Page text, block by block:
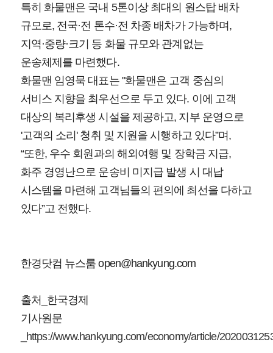
특히 화물맨은 국내 5톤이상 최대의 원스탑 배차
규모로, 전국·전 톤수·전 차종 배차가 가능하며,
지역·중량·크기 등 화물 규모와 관계없는
운송체제를 마련했다.
화물맨 임영묵 대표는 "화물맨은 고객 중심의
서비스 지향을 최우선으로 두고 있다. 이에 고객
대상의 복리후생 시설을 제공하고, 지부 운영으로
'고객의 소리' 청취 및 지원을 시행하고 있다”며,
“또한, 우수 회원과의 해외여행 및 장학금 지급,
화주 경영난으로 운송비 미지급 발생 시 대납
시스템을 마련해 고객님들의 편의에 최선을 다하고
있다”고 전했다.
한경닷컴 뉴스룸 open@hankyung.com
출처_한국경제
기사원문
https://www.hankyung.com/economy/article/